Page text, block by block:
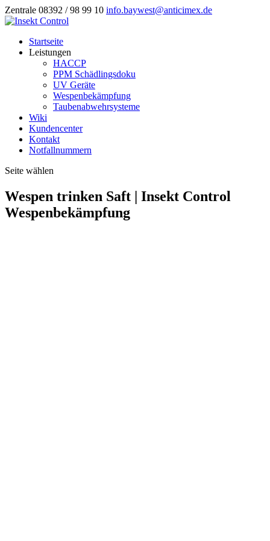
Zentrale 08392 / 98 99 10 info.baywest@anticimex.de
Startseite
Leistungen
HACCP
PPM Schädlingsdoku
UV Geräte
Wespenbekämpfung
Taubenabwehrsysteme
Wiki
Kundencenter
Kontakt
Notfallnummern
Seite wählen
Wespen trinken Saft | Insekt Control
Wespenbekämpfung